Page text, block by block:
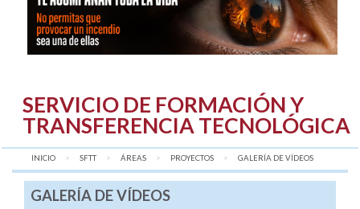
SERVICIO DE FORMACIÓN Y
TRANSFERENCIA TECNOLÓGICA
INICIO SFTT ÁREAS PROYECTOS AQUÍ:
GALERÍA DE VÍDEOS
GALERÍA DE VÍDEOS